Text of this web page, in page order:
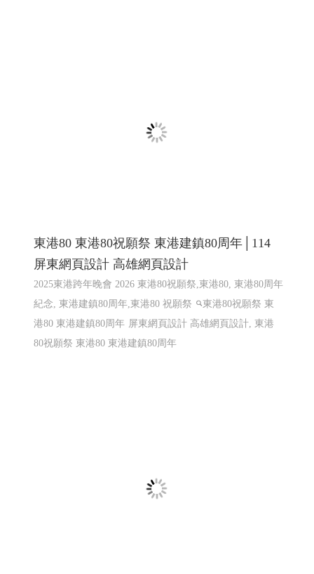
東港80 東港80祝願祭 東港建鎮80周年│114
屏東網頁設計 高雄網頁設計
2025東港跨年晚會 2026 東港80祝願祭,東港80, 東港80周年
紀念, 東港建鎮80周年,東港80 祝願祭
東港80祝願祭 東
港80 東港建鎮80周年 屏東網頁設計 高雄網頁設計, 東港
80祝願祭 東港80 東港建鎮80周年